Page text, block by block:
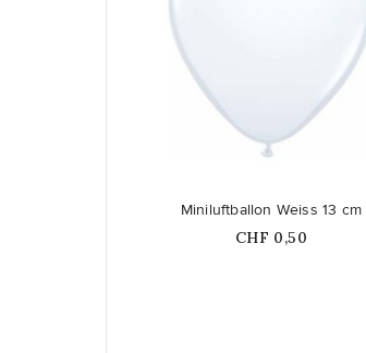
Miniluftballon Weiss 13 cm
Price
CHF 0,50